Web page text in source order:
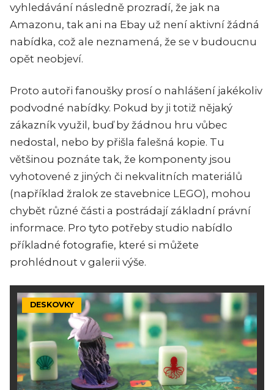
vyhledávání následně prozradí, že jak na
Amazonu, tak ani na Ebay už není aktivní žádná
nabídka, což ale neznamená, že se v budoucnu
opět neobjeví.
Proto autoři fanoušky prosí o nahlášení jakékoliv
podvodné nabídky. Pokud by ji totiž nějaký
zákazník využil, buď by žádnou hru vůbec
nedostal, nebo by přišla falešná kopie. Tu
většinou poznáte tak, že komponenty jsou
vyhotovené z jiných či nekvalitních materiálů
(například žralok ze stavebnice LEGO), mohou
chybět různé části a postrádají základní právní
informace. Pro tyto potřeby studio nabídlo
příkladné fotografie, které si můžete
prohlédnout v galerii výše.
DESKOVKY